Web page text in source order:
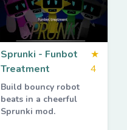
Sprunki - Funbot
Treatment
★
4
Build bouncy robot
beats in a cheerful
Sprunki mod.